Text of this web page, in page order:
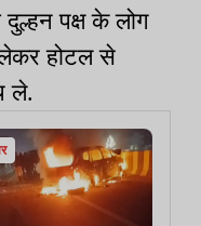
पक्ष के लोग
होटल से
ले.